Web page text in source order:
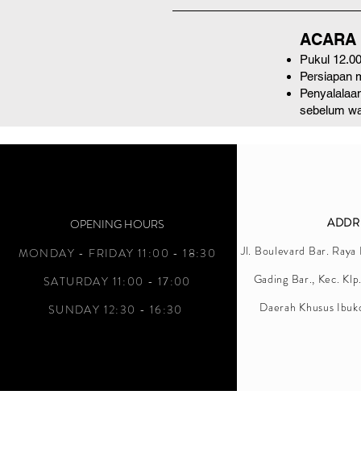
ACARA
Pukul
Persiapan
sebelum
OPENING HOURS
MONDAY - FRIDAY 11:00 - 18:30
SATURDAY 11:00 - 17:00
SUNDAY 12:30 - 16:30
Jl. Boulevard Bar.
Gading Bar., Kec.
Daerah Khusus